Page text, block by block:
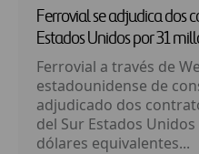
Ferrovial se adjudica dos
Estados Unidos por 31
Ferrovial a través de
estadounidense de
adjudicado dos
del Sur Estados
dólares equivalentes...